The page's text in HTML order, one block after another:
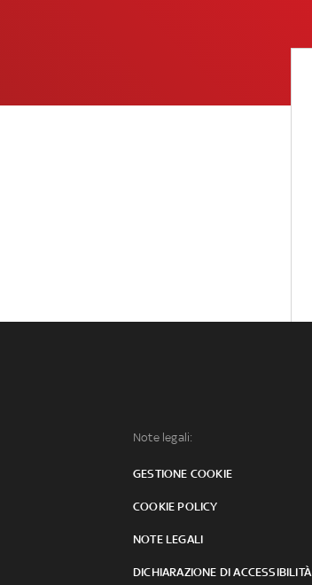
Note legali:
GESTIONE COOKIE
COOKIE POLICY
NOTE LEGALI
DICHIARAZIONE DI ACCESSIBILITÀ